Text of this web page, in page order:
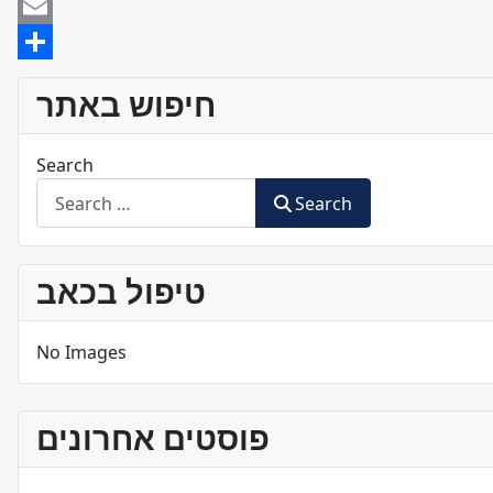
Facebook
Email
Share
חיפוש באתר
Search
Search
טיפול בכאב
No Images
פוסטים אחרונים